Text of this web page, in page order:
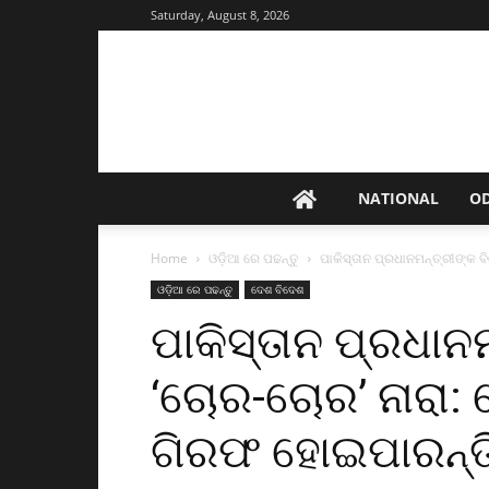
Saturday, August 8, 2026
NATIONAL
Home ଓଡ଼ିଆ ରେ ପଢନ୍ତୁ ପାକିସ୍ତାନ ପ୍ରଧାନମନ୍ତ୍ରୀଙ୍କ
ଓଡ଼ିଆ ରେ ପଢନ୍ତୁ ଦେଶ ବିଦେଶ
ପାକିସ୍ତାନ
‘ଚୋର-ଚୋର’
ଗିରଫ